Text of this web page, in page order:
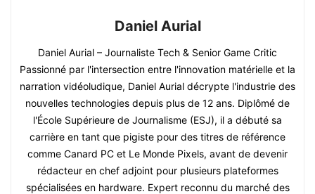
Daniel Aurial
Daniel Aurial – Journaliste Tech & Senior Game Critic
Passionné par l'intersection entre l'innovation matérielle et la
narration vidéoludique, Daniel Aurial décrypte l'industrie des
nouvelles technologies depuis plus de 12 ans. Diplômé de
l'École Supérieure de Journalisme (ESJ), il a débuté sa
carrière en tant que pigiste pour des titres de référence
comme Canard PC et Le Monde Pixels, avant de devenir
rédacteur en chef adjoint pour plusieurs plateformes
spécialisées en hardware. Expert reconnu du marché des